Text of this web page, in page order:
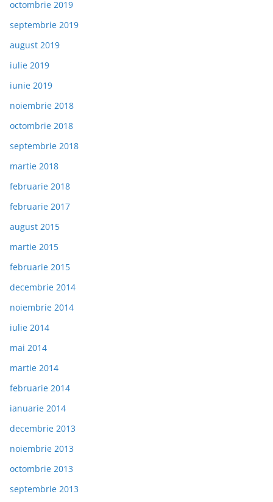
octombrie 2019
septembrie 2019
august 2019
iulie 2019
iunie 2019
noiembrie 2018
octombrie 2018
septembrie 2018
martie 2018
februarie 2018
februarie 2017
august 2015
martie 2015
februarie 2015
decembrie 2014
noiembrie 2014
iulie 2014
mai 2014
martie 2014
februarie 2014
ianuarie 2014
decembrie 2013
noiembrie 2013
octombrie 2013
septembrie 2013